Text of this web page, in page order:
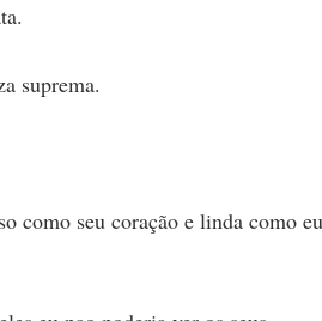
suprema.
como seu coração e linda como